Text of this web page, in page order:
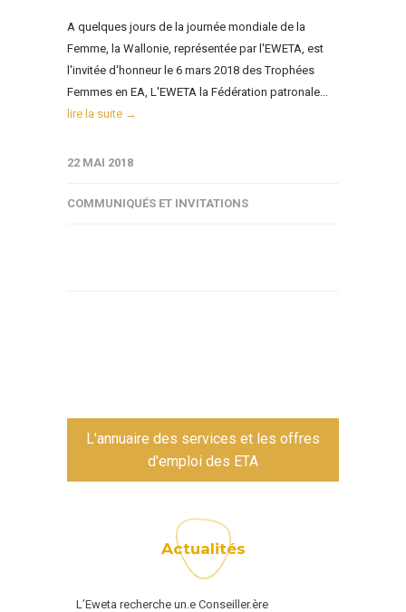
A quelques jours de la journée mondiale de la
Femme, la Wallonie, représentée par l'EWETA, est
l'invitée d'honneur le 6 mars 2018 des Trophées
Femmes en EA, L'EWETA la Fédération patronale...
lire la suite →
22 MAI 2018
COMMUNIQUÉS ET INVITATIONS
L'annuaire des services et les offres
d'emploi des ETA
Actualités
L’Eweta recherche un.e Conseiller.ère